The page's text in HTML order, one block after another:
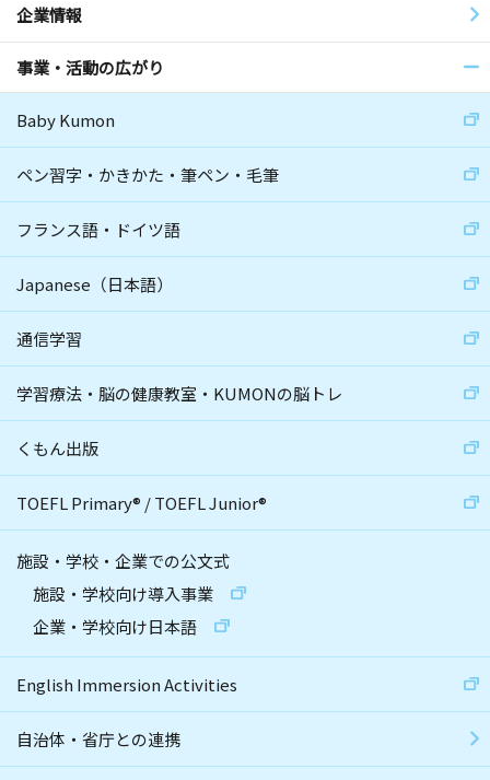
企業情報
事業・活動の広がり
Baby Kumon
ペン習字・かきかた・筆ペン・毛筆
フランス語・ドイツ語
Japanese（日本語）
通信学習
学習療法・脳の健康教室・KUMONの脳トレ
くもん出版
TOEFL Primary® /TOEFL Junior®
施設・学校・企業での公文式
施設・学校向け導入事業
企業・学校向け日本語
English Immersion Activities
自治体・省庁との連携